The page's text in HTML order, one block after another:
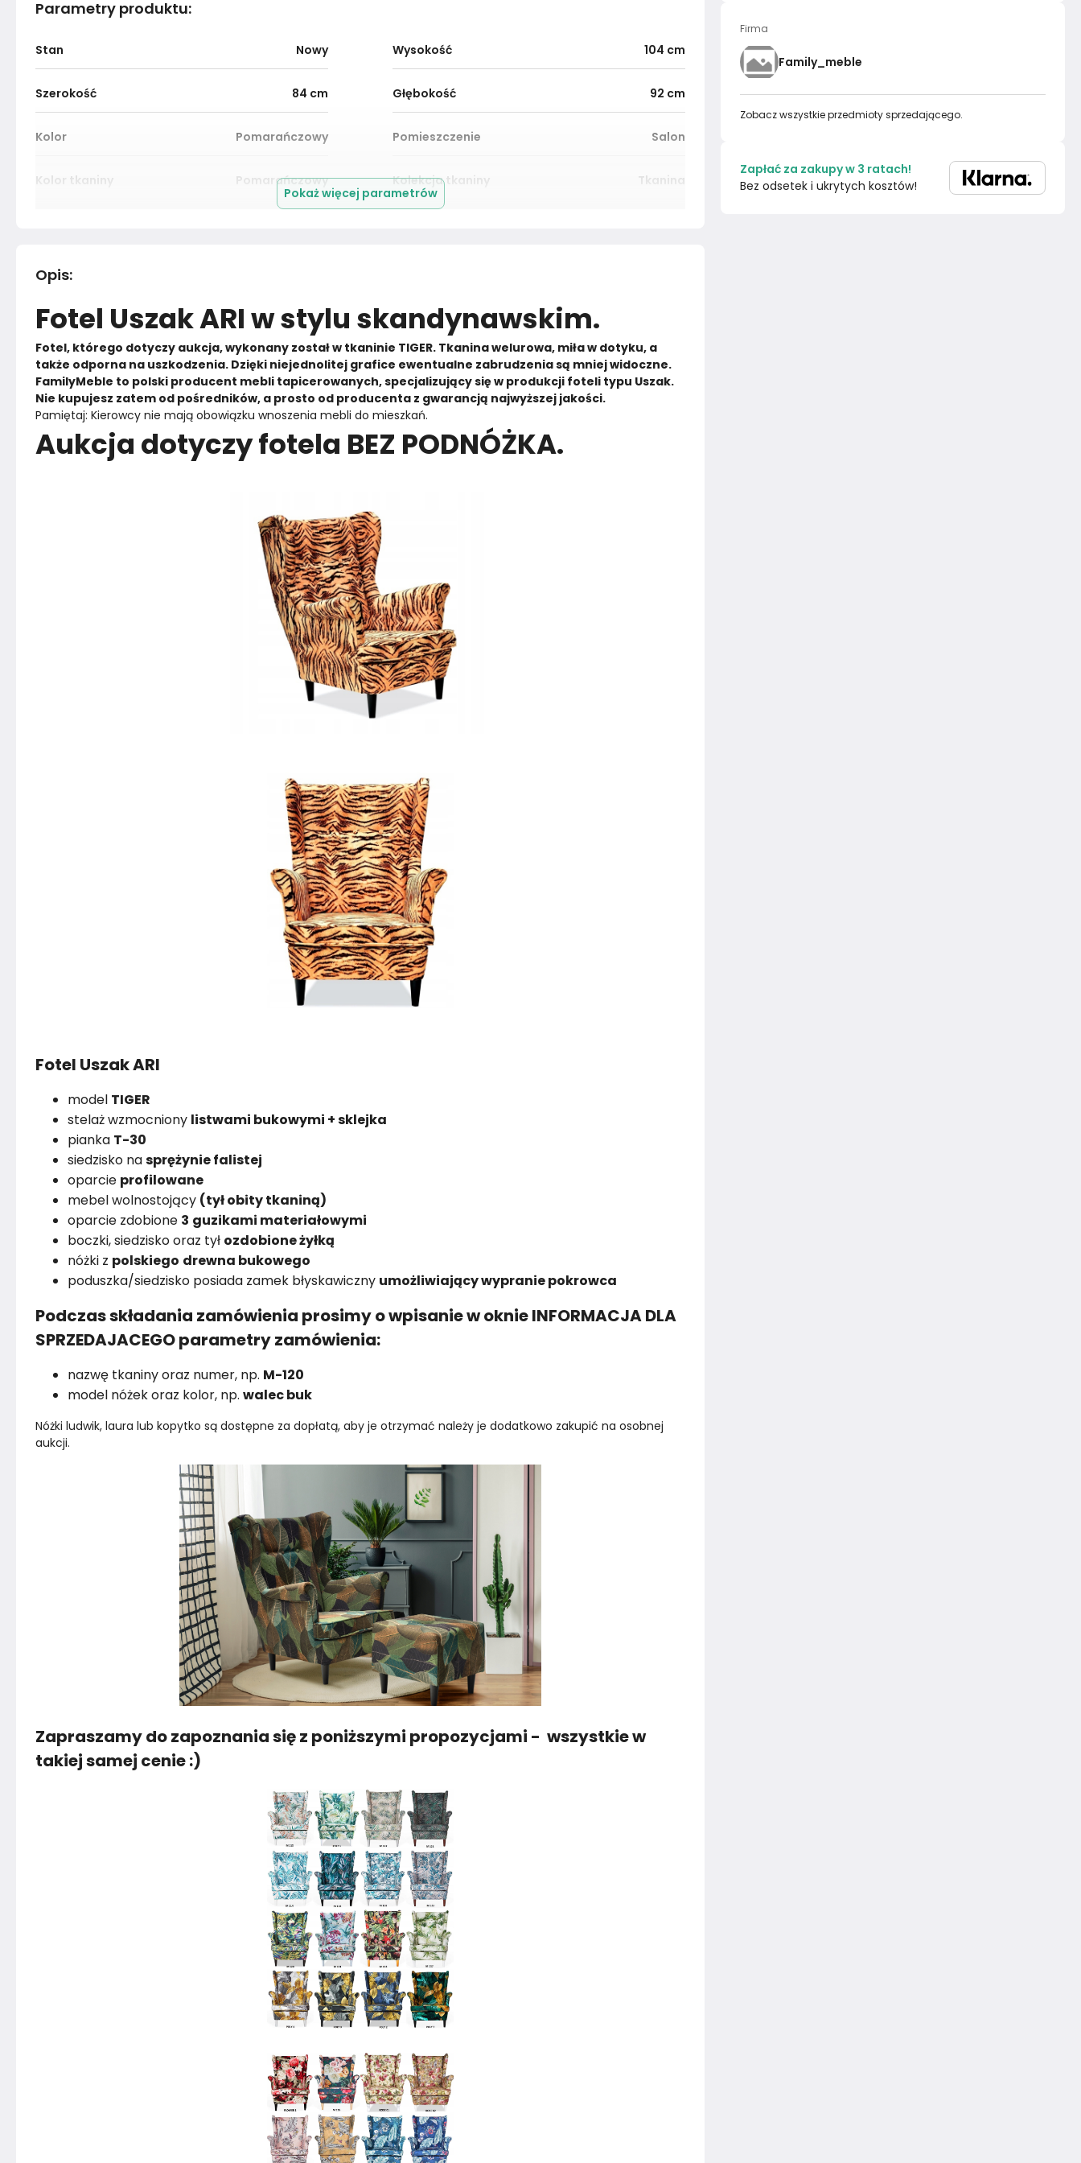
Parametry produktu:
Stan Nowy Wysokość 104 cm
Szerokość 84 cm Głębokość 92 cm
Kolor Pomarańczowy Pomieszczenie Salon
Kolor tkaniny Pomarańczowy Kolekcja tkaniny Tkanina
Kolor
Marka Family Meble Montaż
Rok produkcji 2024
Pokaż więcej parametrów
Opis:
Fotel Uszak ARI w stylu skandynawskim.
Fotel, którego dotyczy aukcja, wykonany został w tkaninie TIGER. Tkanina welurowa, miła w dotyku, a
także odporna na uszkodzenia. Dzięki niejednolitej grafice ewentualne zabrudzenia są mniej widoczne.
FamilyMeble to polski producent mebli tapicerowanych, specjalizujący się w produkcji foteli typu Uszak.
Nie kupujesz zatem od pośredników, a prosto od producenta z gwarancją najwyższej jakości.
Pamiętaj: Kierowcy nie mają obowiązku wnoszenia mebli do mieszkań.
Aukcja dotyczy fotela BEZ PODNÓŻKA.
Fotel Uszak ARI
model TIGER
stelaż wzmocniony listwami bukowymi + sklejka
pianka T-30
siedzisko nasprężynie falistej
oparcie profilowane
mebel wolnostojący (tył obity tkaniną)
oparcie zdobione 3 guzikami materiałowymi
boczki, siedzisko oraz tył ozdobione żyłką
nóżki z polskiego drewna bukowego
poduszka/siedzisko posiada zamek błyskawiczny umożliwiający wypranie pokrowca
Podczas składania zamówienia prosimy o wpisanie w oknie INFORMACJA DLA
SPRZEDAJACEGO parametry zamówienia:
nazwę tkaniny oraz numer, np. M-120
model nóżek oraz kolor, np. walec buk
Nóżki ludwik, laura lub kopytko są dostępne za dopłatą, aby je otrzymać należy je dodatkowo zakupić na osobnej
aukcji.
Zapraszamy do zapoznania się z poniższymi propozycjami - wszystkie w
takiej samej cenie :)
Firma
Family_meble
Zobacz wszystkie przedmioty sprzedającego.
Zapłać za zakupy w 3 ratach!
Bez odsetek i ukrytych kosztów!